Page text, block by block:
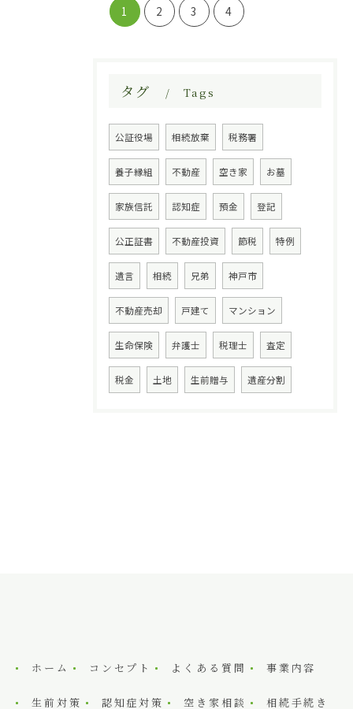
1 2 3 4
タグ Tags
公証役場 相続放棄 税務署
養子縁組 不動産 空き家 お墓
家族信託 認知症 預金 登記
公正証書 不動産投資 節税 特例
遺言 相続 兄弟 神戸市
不動産売却 戸建て マンション
生命保険 弁護士 税理士 査定
税金 土地 生前贈与 遺産分割
ホーム コンセプト よくある質問 事業内容
生前対策 認知症対策 空き家相談 相続手続き